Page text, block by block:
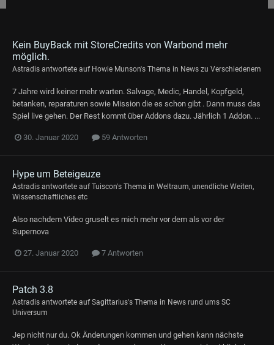
Kein BuyBack mit StoreCredits von Warbond mehr
möglich.
Astradis antwortete auf Howie Munson's Thema in News zu Verschiedenem
7 Jahre wird keiner mehr warten. Salvage, Medic, Handel, Kopfgeld,
betanken, reparaturen sowie Mission die es schon gibt . Dann muss das
Spiel live gehen. Der Rest kommt über Addons dazu. Jährlich 1 Addon. ...
30. Januar 2020 59 Antworten
Hype um Beteigeuze
Astradis antwortete aufTuiscon's Thema in Weltraum, unendliche Weiten,
Wissenschaftliches etc
Also nachdem Video gruselt es mich mehr vor dem als vor der
Supernova
27. Januar 2020 7 Antworten
Patch 3.8
Astradis antwortete aufSagittarius's Thema in News rund ums SC
Universum
Jep nicht nur du. Ok Änderungen kommen und gehen kann nächste